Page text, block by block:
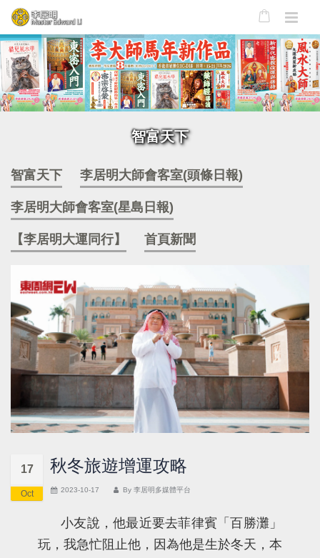
智富天下
智富天下 李居明大師會客室(頭條日報)
李居明大師會客室(星島日報)
【李居明大運同行】 首頁新聞
17
Oct
秋冬旅遊增運攻略
2023-10-17 By 李居明多媒體平台
小友說，他最近要去菲律賓「百勝灘」
玩，我急忙阻止他，因為他是生於冬天，本